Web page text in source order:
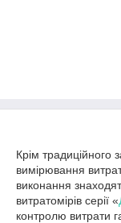
Крім традиційного
вимірювання
виконання
витратомірів серії «
контролю витрати